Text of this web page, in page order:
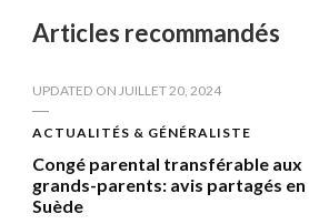
Articles recommandés
UPDATED ON JUILLET 20, 2024
ACTUALITÉS & GÉNÉRALISTE
Congé parental transférable aux
grands-parents: avis partagés en
Suède